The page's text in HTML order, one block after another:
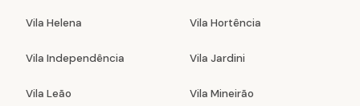
Vila Helena Vila Hortência
Vila Independência Vila Jardini
Vila Leão Vila Mineirão